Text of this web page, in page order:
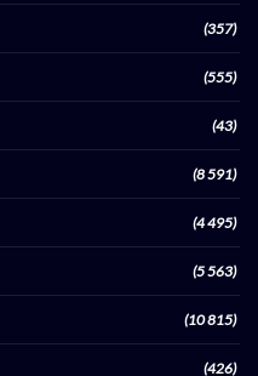
(357)
(555)
(43)
(8 591)
(4 495)
(5 563)
(10 815)
(426)